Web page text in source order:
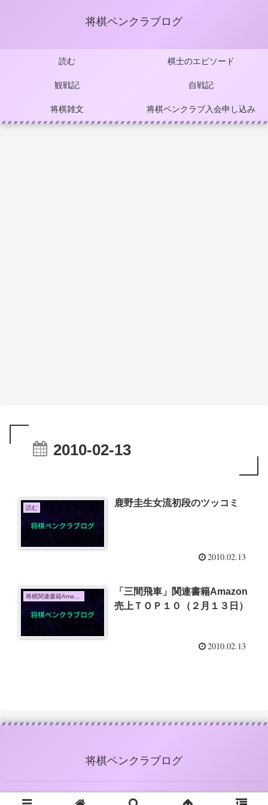
将棋ペンクラブログ
読む 棋士のエピソード
観戦記 自戦記
将棋雑文 将棋ペンクラブ入会申し込み
2010-02-13
読む 鹿野圭生女流初段のツッコミ
2010.02.13
将棋関連書籍Amazon売上TOP10
「三間飛車」関連書籍Amazon
売上ＴＯＰ１０（２月１３日）
2010.02.13
将棋ペンクラブログ